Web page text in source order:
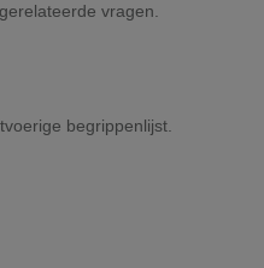
vragen.
begrippenlijst.